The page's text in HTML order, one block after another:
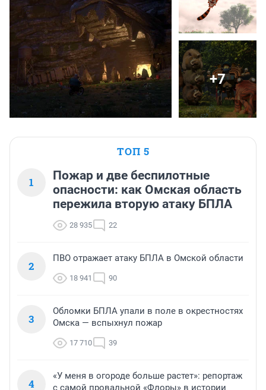
+7
ТОП 5
1
Пожар и две беспилотные
опасности: как Омская область
пережила вторую атаку БПЛА
28 935 22
2
ПВО отражает атаку БПЛА в Омской области
18 941 90
3
Обломки БПЛА упали в поле в окрестностях
Омска — вспыхнул пожар
17 710 39
4
«У меня в огороде больше растет»: репортаж
с самой провальной «Флоры» в истории